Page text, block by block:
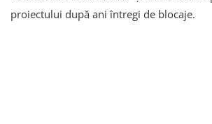
proiectului după ani întregi de blocaje.